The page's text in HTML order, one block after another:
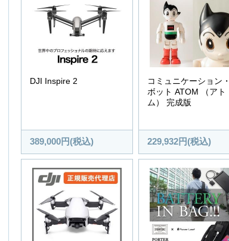
DJI Inspire 2
389,000円(税込)
コミュニケーション
ボット ATOM （アト
ム） 完成版
229,932円(税込)